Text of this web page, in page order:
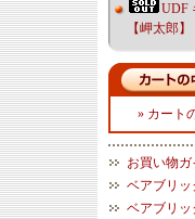
UDF
【岬太郎】
» カート
お買い物ガ
ベアブリッ
ベアブリ